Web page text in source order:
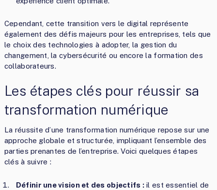
Cependant, cette transition vers le digital représente
également des défis majeurs pour les entreprises, tels que
le choix des technologies à adopter, la gestion du
changement, la cybersécurité ou encore la formation des
collaborateurs.
Les étapes clés pour réussir sa
transformation numérique
La réussite d’une transformation numérique repose sur une
approche globale et structurée, impliquant l’ensemble des
parties prenantes de l’entreprise. Voici quelques étapes
clés à suivre :
Définir une vision et des objectifs :il est essentiel de